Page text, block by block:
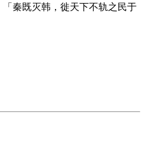
「秦既灭韩，徙天下不轨之民于